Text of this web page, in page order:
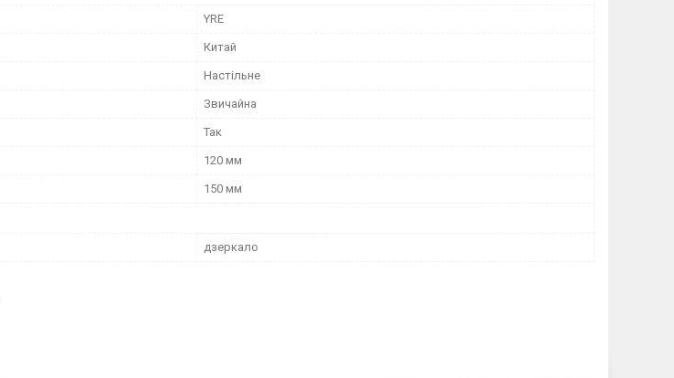
YRE
Китай
Настільне
Звичайна
Так
120 мм
150 мм
дзеркало